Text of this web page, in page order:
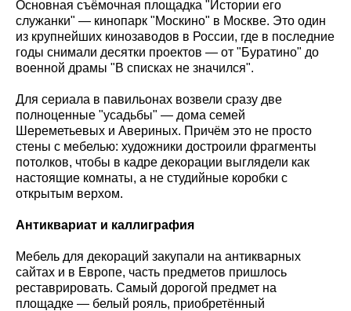
Основная съёмочная площадка "Истории его
служанки" — кинопарк "Москино" в Москве. Это один
из крупнейших кинозаводов в России, где в последние
годы снимали десятки проектов — от "Буратино" до
военной драмы "В списках не значился".
Для сериала в павильонах возвели сразу две
полноценные "усадьбы" — дома семей
Шереметьевых и Авериных. Причём это не просто
стены с мебелью: художники достроили фрагменты
потолков, чтобы в кадре декорации выглядели как
настоящие комнаты, а не студийные коробки с
открытым верхом.
Антиквариат и каллиграфия
Мебель для декораций закупали на антикварных
сайтах и в Европе, часть предметов пришлось
реставрировать. Самый дорогой предмет на
площадке — белый рояль, приобретённый